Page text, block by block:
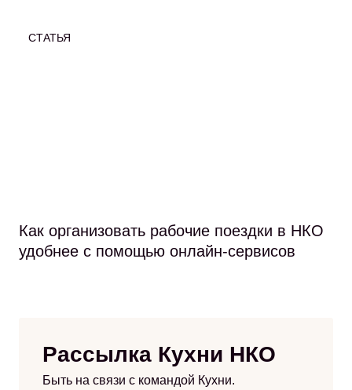
СТАТЬЯ
Как организовать рабочие поездки в НКО
удобнее с помощью онлайн-сервисов
Рассылка Кухни НКО
Быть на связи с командой Кухни.